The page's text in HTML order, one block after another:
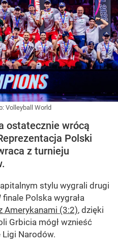
Volleyball World
ostatecznie wrócą
Polski
z turnieju
stylu wygrali drugi
Polska wygrała
Amerykanami (3:2), dzięki
Grbicia mógł wznieść
Ligi Narodów.